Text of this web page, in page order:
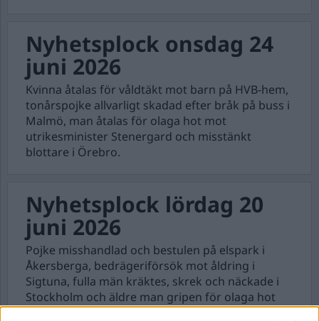
Nyhetsplock onsdag 24
juni 2026
Kvinna åtalas för våldtäkt mot barn på HVB-hem,
tonårspojke allvarligt skadad efter bråk på buss i
Malmö, man åtalas för olaga hot mot
utrikesminister Stenergard och misstänkt
blottare i Örebro.
Nyhetsplock lördag 20
juni 2026
Pojke misshandlad och bestulen på elspark i
Åkersberga, bedrägeriförsök mot åldring i
Sigtuna, fulla män kräktes, skrek och näckade i
Stockholm och äldre man gripen för olaga hot
och vapenbrott Karlskrona.